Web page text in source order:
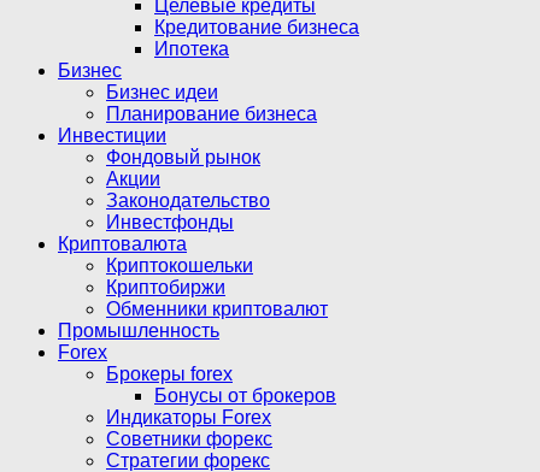
Целевые кредиты
Кредитование бизнеса
Ипотека
Бизнес
Бизнес идеи
Планирование бизнеса
Инвестиции
Фондовый рынок
Акции
Законодательство
Инвестфонды
Криптовалюта
Криптокошельки
Криптобиржи
Обменники криптовалют
Промышленность
Forex
Брокеры forex
Бонусы от брокеров
Индикаторы Forex
Советники форекс
Стратегии форекс